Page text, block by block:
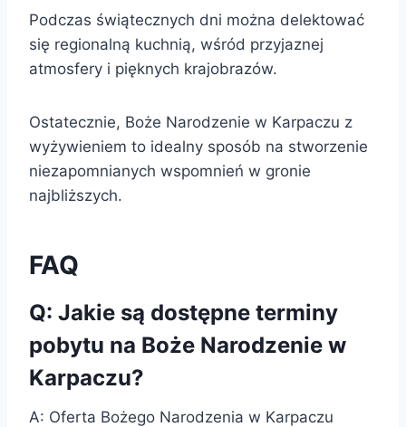
Podczas świątecznych dni można delektować
się regionalną kuchnią, wśród przyjaznej
atmosfery i pięknych krajobrazów.
Ostatecznie, Boże Narodzenie w Karpaczu z
wyżywieniem to idealny sposób na stworzenie
niezapomnianych wspomnień w gronie
najbliższych.
FAQ
Q: Jakie są dostępne terminy
pobytu na Boże Narodzenie w
Karpaczu?
A: Oferta Bożego Narodzenia w Karpaczu